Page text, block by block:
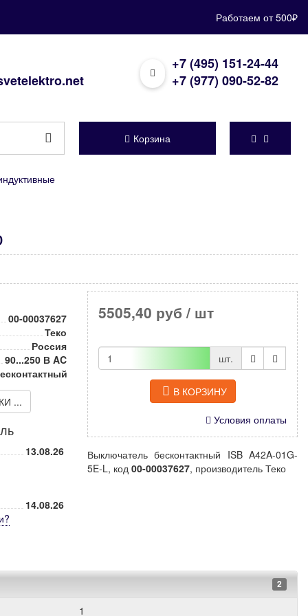
Работаем от 500₽
+7 (495) 151-24-44
+7 (977) 090-52-82
Корзина
00-00037627
Теко
Россия
90...250 В AC
...
13.08.26
14.08.26
?
5505,40 руб / шт
шт.
В КОРЗИНУ
Условия оплаты
Выключатель бесконтактный ISB A42A-01G-
5E-L, код 00-00037627, производитель Теко
2
1